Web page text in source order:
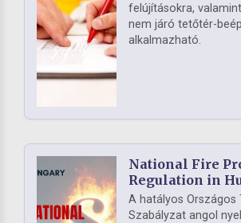
felújításokra,
nem járó tetőtér-
alkalmazható.
National Fire
Regulation in
A hatályos Országos
Szabályzat angol